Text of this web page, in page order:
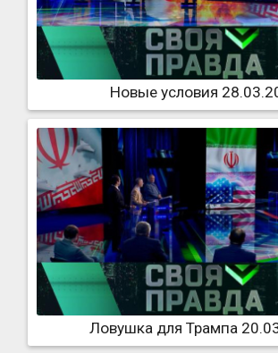
Новые условия
Ловушка для Трампа